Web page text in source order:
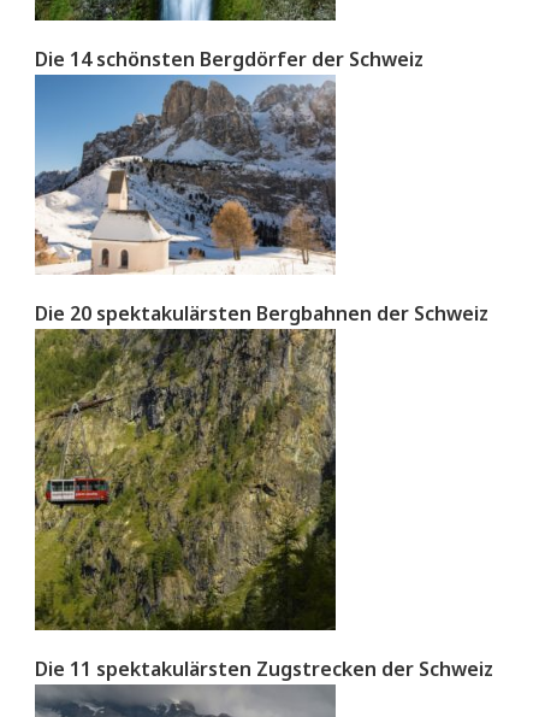
Die 14 schönsten Bergdörfer der Schweiz
Die 20 spektakulärsten Bergbahnen der Schweiz
Die 11 spektakulärsten Zugstrecken der Schweiz